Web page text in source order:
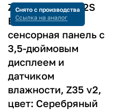
Снято с производства
Ссылка на аналог
Zennio ZVIZ35V2S
Емкостная
сенсорная панель с
3,5-дюймовым
дисплеем и
датчиком
влажности, Z35 v2,
цвет: Серебряный